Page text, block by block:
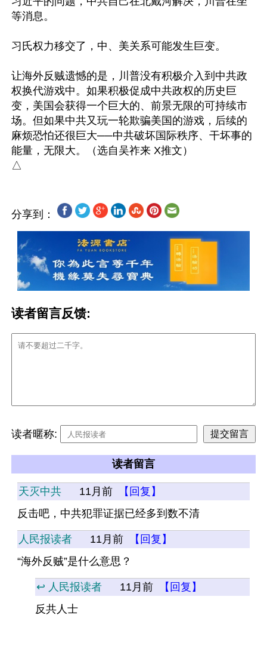
等消息。
习氏权力移交了，中、美关系可能发生巨变。
让海外反贼遗憾的是，川普没有积极介入到中共政
权换代游戏中。如果积极促成中共政权的历史巨
变，美国会获得一个巨大的、前景无限的可持续市
场。但如果中共又玩一轮欺骗美国的游戏，后续的
麻烦恐怕还很巨大──中共破坏国际秩序、干坏事的
能量，无限大。（选自吴祚来 X推文）
分享到：
读者留言反馈:
读者暱称:
读者留言
天灭中共 11月前
【回复】
反击吧，中共犯罪证据已经多到数不清
人民报读者 11月前
【回复】
“海外反贼”是什么意思？
↩️ 人民报读者 11月前
【回复】
反共人士